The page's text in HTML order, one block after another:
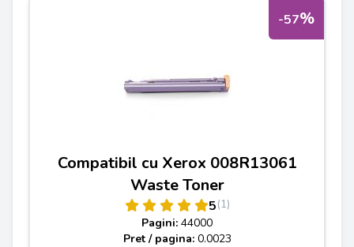
-57%
Compatibil cu Xerox 008R13061
Waste Toner
5(1)
Pagini: 44000
Pret / pagina: 0.0023